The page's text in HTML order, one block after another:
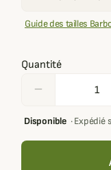
Guide des tailles
Quantité
remove
Disponible·Expédié